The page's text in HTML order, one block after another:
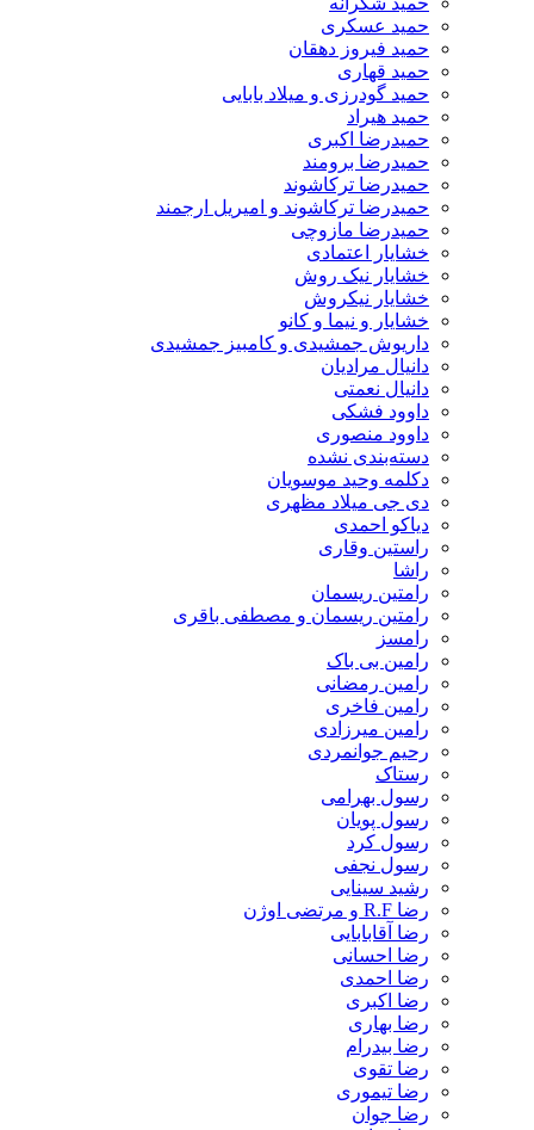
حمید عسکری
حمید فیروز دهقان
حمید قهاری
حمید گودرزی و میلاد بابایی
حمید هیراد
حمیدرضا اکبری
حمیدرضا برومند
حمیدرضا ترکاشوند
حمیدرضا ترکاشوند و امیریل ارجمند
حمیدرضا مازوچی
خشایار اعتمادی
خشایار نیک روش
خشایار نیکروش
خشایار و نیما و کانو
داریوش جمشیدی و کامبیز جمشیدی
دانیال مرادیان
دانیال نعمتی
داوود فشکی
داوود منصوری
دسته‌بندی نشده
دکلمه وحید موسویان
دی جی میلاد مظهری
دیاکو احمدی
راستین وقاری
راشا
رامتین ریسمان
رامتین ریسمان و مصطفی باقری
رامسز
رامین بی باک
رامین رمضانی
رامین فاخری
رامین میرزادی
رحیم جوانمردی
رستاک
رسول بهرامی
رسول پویان
رسول کرد
رسول نجفی
رشید سینایی
رضا R.F و مرتضی اوژن
رضا آقابابایی
رضا احسانی
رضا احمدی
رضا اکبری
رضا بهاری
رضا بیدرام
رضا تقوی
رضا تیموری
رضا جوان